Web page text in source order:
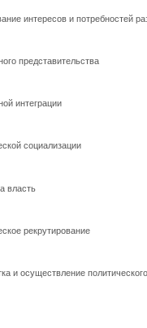
интересов и потребностей
представительства
интеграции
социализации
власть
рекрутирование
и осуществление